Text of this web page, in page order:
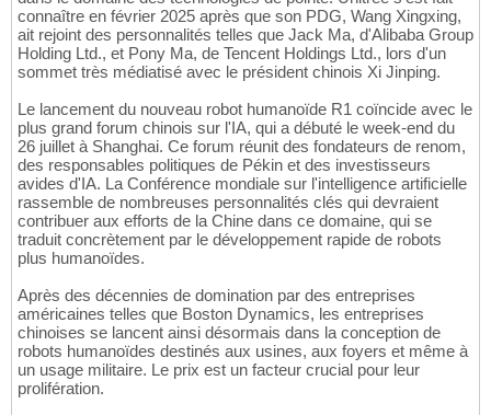
connaître en février 2025 après que son PDG, Wang Xingxing,
ait rejoint des personnalités telles que Jack Ma, d'Alibaba Group
Holding Ltd., et Pony Ma, de Tencent Holdings Ltd., lors d'un
sommet très médiatisé avec le président chinois Xi Jinping.
Le lancement du nouveau robot humanoïde R1 coïncide avec le
plus grand forum chinois sur l'IA, qui a débuté le week-end du
26 juillet à Shanghai. Ce forum réunit des fondateurs de renom,
des responsables politiques de Pékin et des investisseurs
avides d'IA. La Conférence mondiale sur l'intelligence artificielle
rassemble de nombreuses personnalités clés qui devraient
contribuer aux efforts de la Chine dans ce domaine, qui se
traduit concrètement par le développement rapide de robots
plus humanoïdes.
Après des décennies de domination par des entreprises
américaines telles que Boston Dynamics, les entreprises
chinoises se lancent ainsi désormais dans la conception de
robots humanoïdes destinés aux usines, aux foyers et même à
un usage militaire. Le prix est un facteur crucial pour leur
prolifération.